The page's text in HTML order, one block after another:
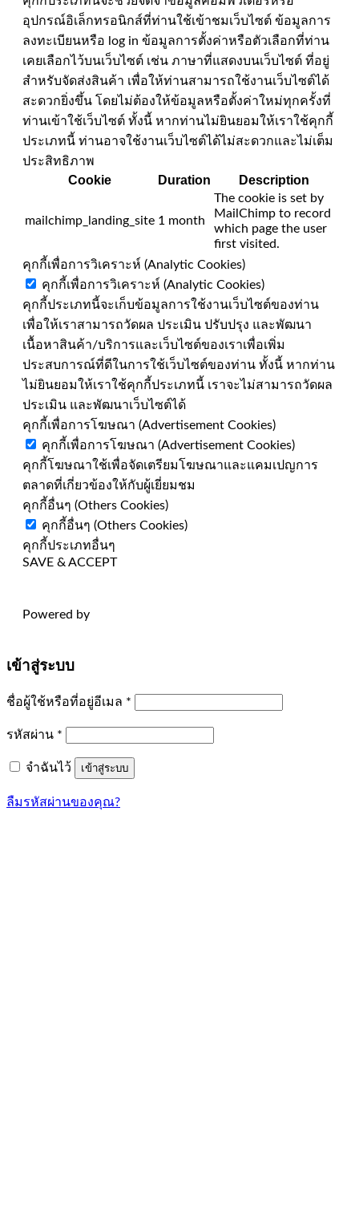
อุปกรณ์อิเล็กทรอนิกส์ที่ท่านใช้เข้าชมเว็บไซต์ ข้อมูลการ
ลงทะเบียนหรือ log in ข้อมูลการตั้งค่าหรือตัวเลือกที่ท่าน
เคยเลือกไว้บนเว็บไซต์ เช่น ภาษาที่แสดงบนเว็บไซต์ ที่อยู่
สำหรับจัดส่งสินค้า เพื่อให้ท่านสามารถใช้งานเว็บไซต์ได้
สะดวกยิ่งขึ้น โดยไม่ต้องให้ข้อมูลหรือตั้งค่าใหม่ทุกครั้งที่
ท่านเข้าใช้เว็บไซต์ ทั้งนี้ หากท่านไม่ยินยอมให้เราใช้คุกกี้
ประเภทนี้ ท่านอาจใช้งานเว็บไซต์ได้ไม่สะดวกและไม่เต็ม
ประสิทธิภาพ
Cookie Duration Description
mailchimp_landing_site 1 month
The cookie is set by
MailChimp to record
which page the user
first visited.
คุกกี้เพื่อการวิเคราะห์ (Analytic Cookies)
คุกกี้เพื่อการวิเคราะห์ (Analytic Cookies)
คุกกี้ประเภทนี้จะเก็บข้อมูลการใช้งานเว็บไซต์ของท่าน
เพื่อให้เราสามารถวัดผล ประเมิน ปรับปรุง และพัฒนา
เนื้อหาสินค้า/บริการและเว็บไซต์ของเราเพื่อเพิ่ม
ประสบการณ์ที่ดีในการใช้เว็บไซต์ของท่าน ทั้งนี้ หากท่าน
ไม่ยินยอมให้เราใช้คุกกี้ประเภทนี้ เราจะไม่สามารถวัดผล
ประเมิน และพัฒนาเว็บไซต์ได้
คุกกี้เพื่อการโฆษณา (Advertisement Cookies)
คุกกี้เพื่อการโฆษณา (Advertisement Cookies)
คุกกี้โฆษณาใช้เพื่อจัดเตรียมโฆษณาและแคมเปญการ
ตลาดที่เกี่ยวข้องให้กับผู้เยี่ยมชม
คุกกี้อื่นๆ (Others Cookies)
คุกกี้อื่นๆ (Others Cookies)
คุกกี้ประเภทอื่นๆ
SAVE & ACCEPT
Powered by
เข้าสู่ระบบ
ชื่อผู้ใช้หรือที่อยู่อีเมล *
รหัสผ่าน *
จำฉันไว้ เข้าสู่ระบบ
ลืมรหัสผ่านของคุณ?